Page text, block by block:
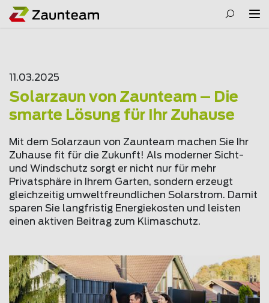
11.03.2025
Solarzaun von Zaunteam – Die
smarte Lösung für Ihr Zuhause
Mit dem Solarzaun von Zaunteam machen Sie Ihr
Zuhause fit für die Zukunft! Als moderner Sicht-
und Windschutz sorgt er nicht nur für mehr
Privatsphäre in Ihrem Garten, sondern erzeugt
gleichzeitig umweltfreundlichen Solarstrom. Damit
sparen Sie langfristig Energiekosten und leisten
einen aktiven Beitrag zum Klimaschutz.